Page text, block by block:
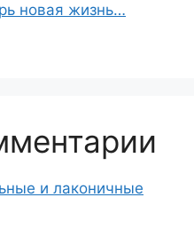
новая жизнь…
и лаконичные